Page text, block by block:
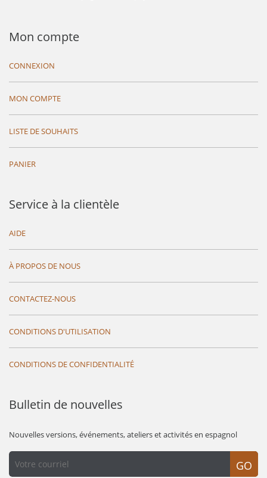
Mon compte
CONNEXION
MON COMPTE
LISTE DE SOUHAITS
PANIER
Service à la clientèle
AIDE
À PROPOS DE NOUS
CONTACTEZ-NOUS
CONDITIONS D'UTILISATION
CONDITIONS DE CONFIDENTIALITÉ
Bulletin de nouvelles
Nouvelles versions, événements, ateliers et activités en espagnol
GO